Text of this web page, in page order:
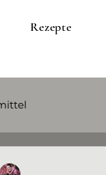
Rezepte